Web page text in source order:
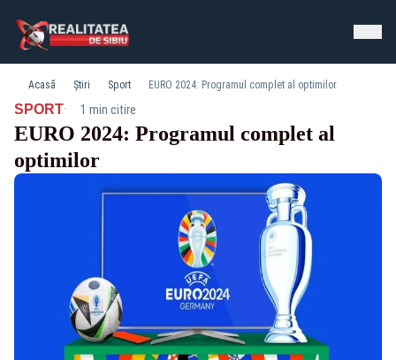
Acasă Știri Sport EURO 2024: Programul complet al optimilor
SPORT· 1 min citire
EURO 2024: Programul complet al
optimilor